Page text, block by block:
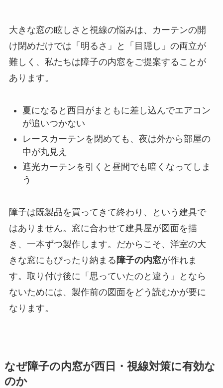
大きな窓の眩しさと視線の悩みは、カーテンの開
け閉めだけでは「明るさ」と「目隠し」の両立が
難しく、私たちは障子の内窓をご提案することが
あります。
夏になると西日がまともに差し込んでエアコン
が追いつかない
レースカーテンを閉めても、夜は外から部屋の
中が丸見え
遮光カーテンを引くと昼間でも暗くなってしま
う
障子は既製品を買ってきて終わり、という建具で
はありません。窓に合わせて建具屋が図面を描
き、一本ずつ製作します。だからこそ、洋室の大
きな窓にもぴったり納まる 障子の内窓が作れま
す。取り付け後に「思っていたのと違う」となら
ないためには、製作前の図面をどう読むかが要に
なります。
なぜ障子の内窓が西日・視線対策に有効な
のか